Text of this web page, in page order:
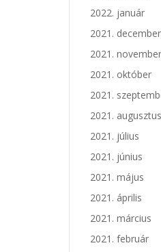
2022. január
2021. december
2021. november
2021. október
2021.
2021. augusztus
2021. július
2021. június
2021. május
2021. április
2021. március
2021. február